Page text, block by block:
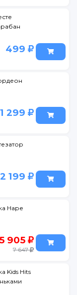
499
1 299
2 199
Наре
905
7 647
Kids Hits